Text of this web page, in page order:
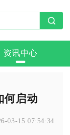
资讯中心
何启动
03-15 07:54:34